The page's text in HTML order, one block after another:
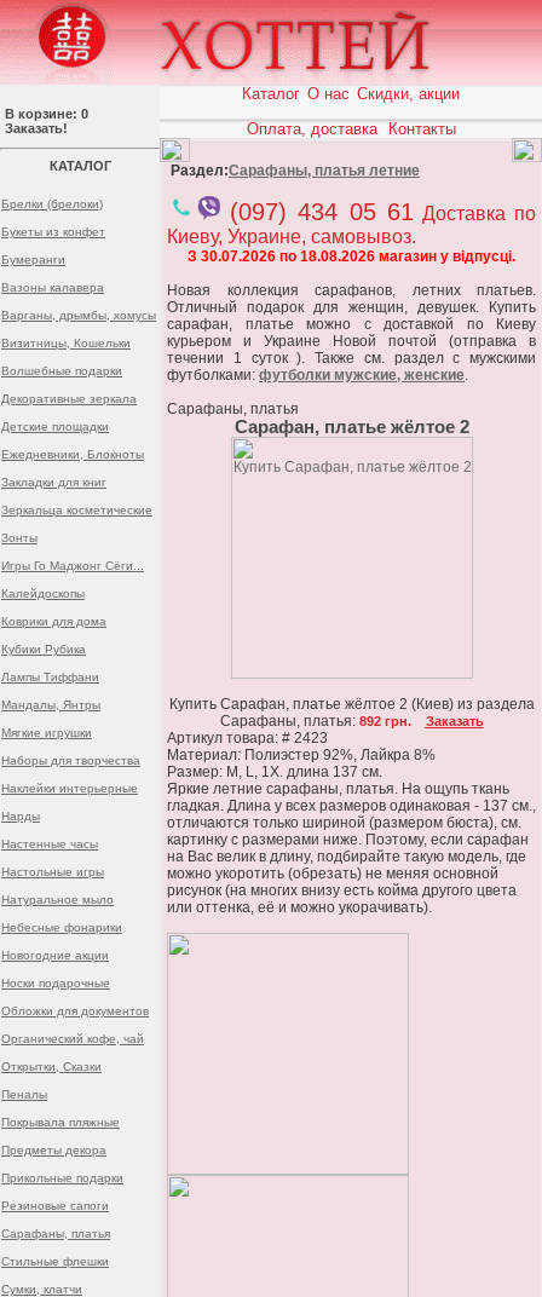
В корзине: 0
Заказать!
КАТАЛОГ
Брелки (брелоки)
Букеты из конфет
Бумеранги
Вазоны калавера
Варганы, дрымбы, хомусы
Визитницы, Кошельки
Волшебные подарки
Декоративные зеркала
Детские площадки
Ежедневники, Блокноты
Закладки для книг
Зеркальца косметические
Зонты
Игры Го Маджонг Сёги...
Калейдоскопы
Коврики для дома
Кубики Рубика
Лампы Тиффани
Мандалы, Янтры
Мягкие игрушки
Наборы для творчества
Наклейки интерьерные
Нарды
Настенные часы
Настольные игры
Натуральное мыло
Небесные фонарики
Новогодние акции
Носки подарочные
Обложки для документов
Органический кофе, чай
Открытки, Сказки
Пеналы
Покрывала пляжные
Предметы декора
Прикольные подарки
Резиновые сапоги
Сарафаны, платья
Стильные флешки
Сумки, клатчи
Каталог О нас Скидки, акции
Оплата, доставка
Контакты
Раздел:Сарафаны, платья летние
(097) 434 05 61 Доставка по
Киеву, Украине, самовывоз.
З 30.07.2026 по 18.08.2026 магазин у відпусці.
Новая коллекция сарафанов, летних платьев.
Отличный подарок для женщин, девушек. Купить
сарафан, платье можно с доставкой по Киеву
курьером и Украине Новой почтой (отправка в
течении 1 суток ). Также см. раздел с мужскими
футболками: футболки мужские, женские.
Сарафаны, платья
Сарафан, платье жёлтое 2
Купить Сарафан, платье жёлтое 2 (Киев) из раздела
Сарафаны, платья: 892 грн. Заказать
Артикул товара: # 2423
Материал: Полиэстер 92%, Лайкра 8%
Размер: М, L, 1X. длина 137 см.
Яркие летние сарафаны, платья. На ощупь ткань
гладкая. Длина у всех размеров одинаковая - 137 см.,
отличаются только шириной (размером бюста), см.
картинку с размерами ниже. Поэтому, если сарафан
на Вас велик в длину, подбирайте такую модель, где
можно укоротить (обрезать) не меняя основной
рисунок (на многих внизу есть койма другого цвета
или оттенка, её и можно укорачивать).